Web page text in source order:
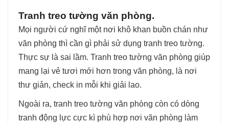
Tranh treo tường văn phòng.
Mọi người cứ nghĩ một nơi khô khan buồn chán như
văn phòng thì cần gì phải sử dụng tranh treo tường.
Thực sự là sai lầm. Tranh treo tường văn phòng giúp
mang lại vẻ tươi mới hơn trong văn phòng, là nơi
thư giản, check in mỗi khi giải lao.
Ngoài ra, tranh treo tường văn phòng còn có dòng
tranh động lực cực kì phù hợp nơi văn phòng làm